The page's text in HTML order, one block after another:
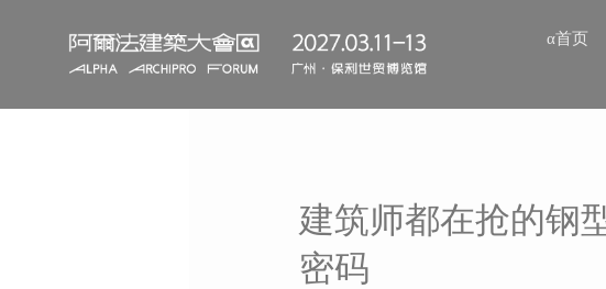
α首页
建筑师都在抢的钢
密码